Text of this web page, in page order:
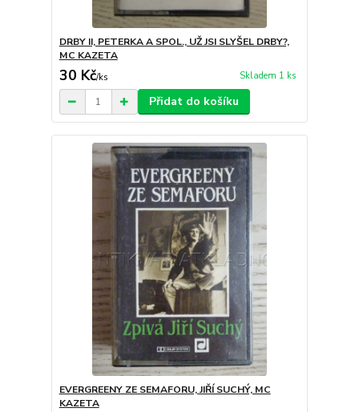
DRBY II, PETERKA A SPOL., UŽ JSI SLYŠEL DRBY?,
MC KAZETA
30 Kč/ks Skladem 1 ks
Přidat do košíku
EVERGREENY ZE SEMAFORU, JIŘÍ SUCHÝ, MC
KAZETA